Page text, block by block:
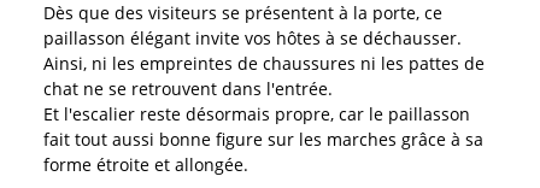
Dès que des visiteurs se présentent à la porte, ce
paillasson élégant invite vos hôtes à se déchausser.
Ainsi, ni les empreintes de chaussures ni les pattes de
chat ne se retrouvent dans l'entrée.
Et l'escalier reste désormais propre, car le paillasson
fait tout aussi bonne figure sur les marches grâce à sa
forme étroite et allongée.